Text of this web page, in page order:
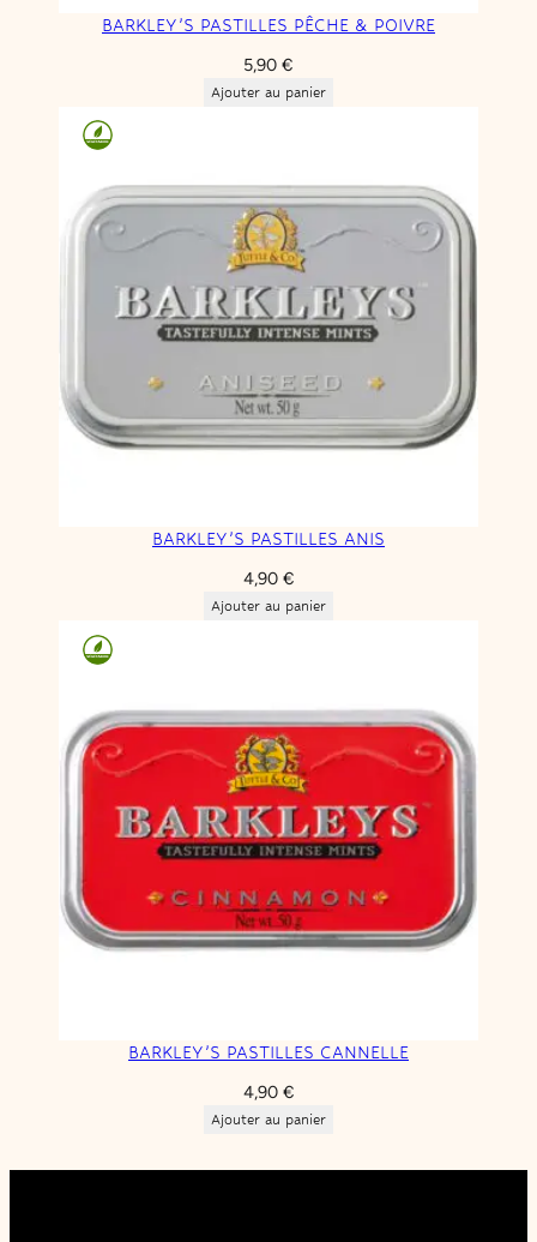
BARKLEY’S PASTILLES PÊCHE & POIVRE
5,90 €
Ajouter au panier
BARKLEY’S PASTILLES ANIS
4,90 €
Ajouter au panier
BARKLEY’S PASTILLES CANNELLE
4,90 €
Ajouter au panier